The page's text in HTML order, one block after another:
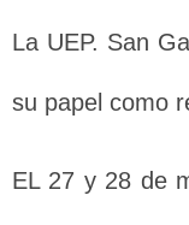
La UEP. San
su papel como
EL 27 y 28 de